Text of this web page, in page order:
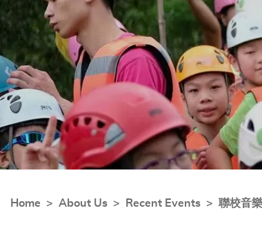
Home About Us Recent Events 聯校音